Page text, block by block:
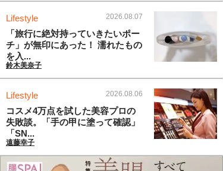
Lifestyle 2026.08.07
「旅行に絶対持っていきたいポー
チ」が無印にあった！ 濡れたもの
を入...
鈴木美奈子
Lifestyle 2026.08.06
コスメ4万点を試した美容プロの
失敗談。「手の甲に塗って確認」
「SN...
遠藤幸子